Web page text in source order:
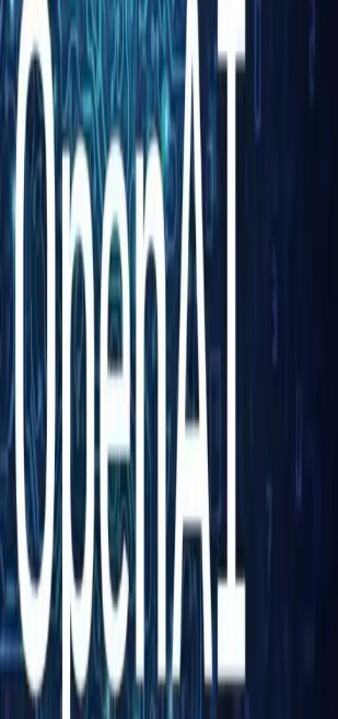
OpenAI, Sam Altman, podkreślił
w udoskonalanie GPT-5, aby
on wyższe standardy wydajności.
z szerszą strategią OpenAI, aby
i bardziej spójnie
technologie AI. Altman stwierdził, że
firmie zająć się wyzwaniami
możliwości modelu.